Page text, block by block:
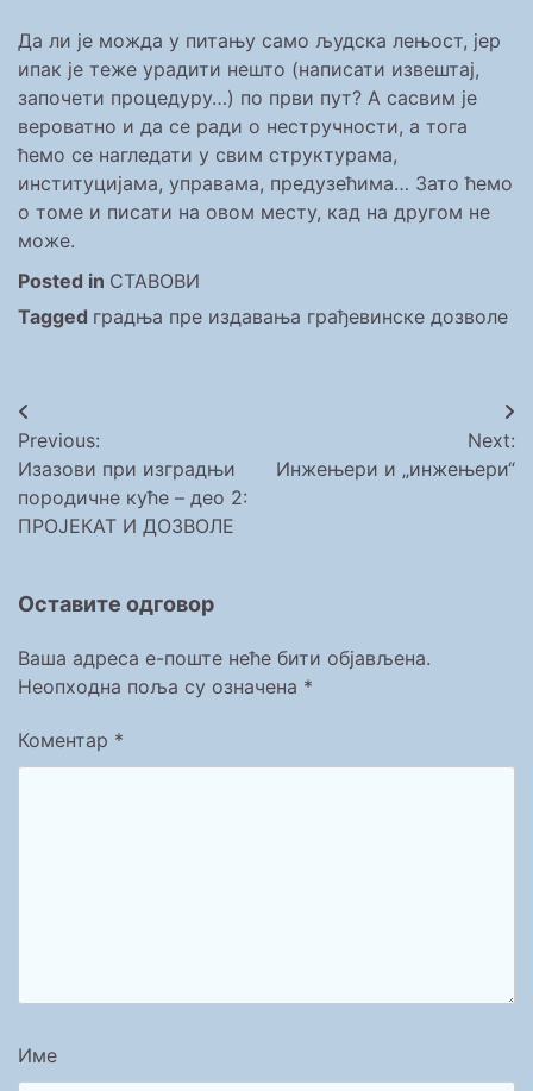
Да ли је можда у питању само људска лењост, јер
ипак је теже урадити нешто (написати извештај,
започети процедуру…) по први пут? А сасвим је
вероватно и да се ради о нестручности, а тога
ћемо се нагледати у свим структурама,
институцијама, управама, предузећима… Зато ћемо
о томе и писати на овом месту, кад на другом не
може.
Posted in СТАВОВИ
Tagged градња пре издавања грађевинске дозволе
Кретање
чланка
Previous:
Изазови при изградњи
породичне куће – део 2:
ПРОЈЕКАТ И ДОЗВОЛЕ
Next:
Инжењери и „инжењери“
Оставите одговор
Ваша адреса е-поште неће бити објављена.
Неопходна поља су означена *
Коментар *
Име